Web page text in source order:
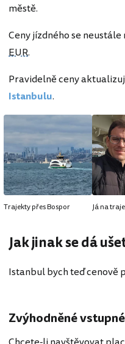
městě.
Ceny jízdného se
EUR.
Pravidelně ceny
Istanbulu.
Trajekty přes Bospor Já na
Jak jinak se dá
Istanbul bych teď cenově
Zvýhodněné vstupné